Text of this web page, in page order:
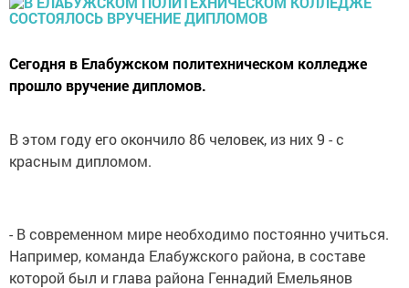
Сегодня в Елабужском политехническом колледже
прошло вручение дипломов.
В этом году его окончило 86 человек, из них 9 - с
красным дипломом.
- В современном мире необходимо постоянно учиться.
Например, команда Елабужского района, в составе
которой был и глава района Геннадий Емельянов